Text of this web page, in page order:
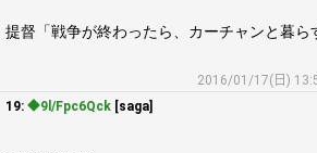
提督「戦争が終わったら、カーチャンと暮ら
2016/01/17(日)
19: ◆9l/Fpc6Qck [saga]